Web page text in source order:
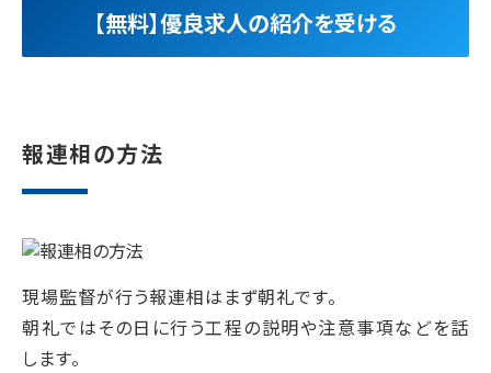
【無料】優良求人の紹介を受ける
報連相の方法
現場監督が行う報連相はまず朝礼です。
朝礼ではその日に行う工程の説明や注意事項などを話
します。